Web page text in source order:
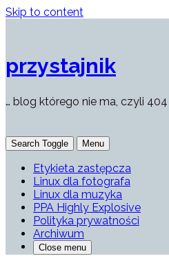
Skip to content
przystajnik
… blog którego nie ma, czyli
Search Toggle Menu
Etykieta zastępcza
Linux dla fotografa
Linux dla muzyka
PPA Highly Explosive
Polityka prywatności
Archiwum
Close menu